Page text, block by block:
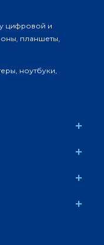
цифровой и
планшеты,
ноутбуки,